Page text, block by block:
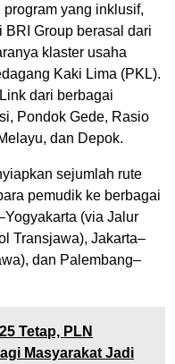
yang inklusif,
Group berasal dari
klaster usaha
Kaki Lima (PKL).
dari berbagai
Pondok Gede, Rasio
dan Depok.
sejumlah rute
pemudik ke berbagai
(via Jalur
Transjawa), Jakarta–
dan Palembang–
Tetap, PLN
Masyarakat Jadi